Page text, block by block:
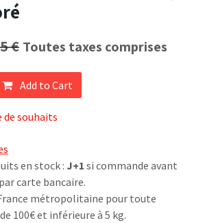
€ Toutes taxes comprises
Add to Cart
souhaits
en stock : J+1 si commande avant
carte bancaire.
métropolitaine pour toute
100€ et inférieure à 5 kg.